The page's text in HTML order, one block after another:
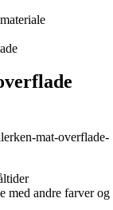
mat-overflade-
med andre farver og